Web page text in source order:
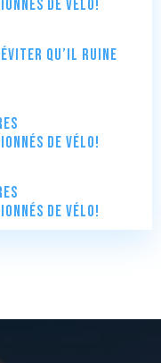
de vélo!
qu’il ruine
de vélo!
de vélo!